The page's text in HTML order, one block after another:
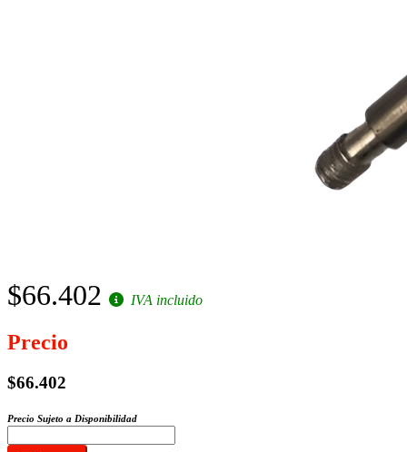
$66.402 IVA incluido
Precio
$66.402
Precio Sujeto a Disponibilidad